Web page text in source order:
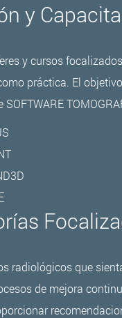
y
y cursos
práctica. El
radiológicos que
de mejora